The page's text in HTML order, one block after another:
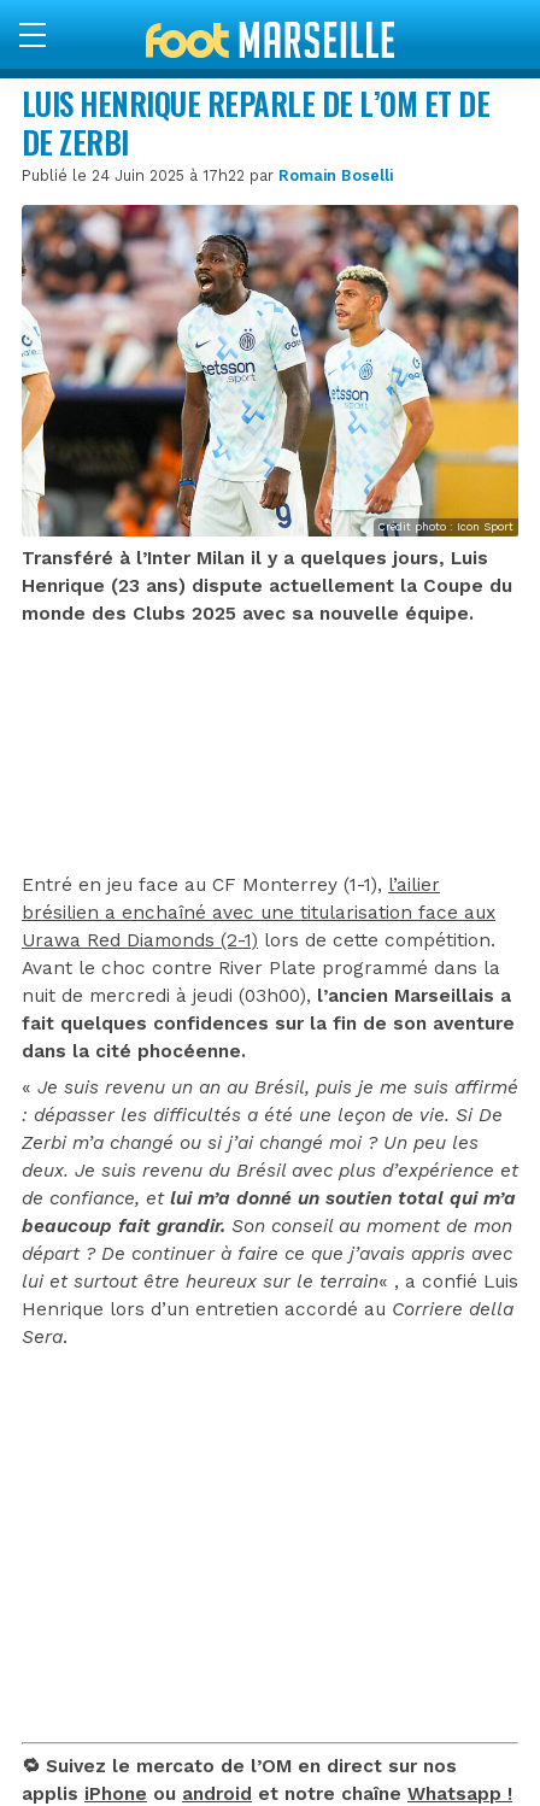
LUIS HENRIQUE REPARLE DE L’OM ET DE
DE ZERBI
Publié le 24 Juin 2025 à 17h22 par Romain Boselli
Crédit photo : Icon Sport
Transféré à l’Inter Milan il y a quelques jours, Luis
Henrique (23 ans) dispute actuellement la Coupe du
monde des Clubs 2025 avec sa nouvelle équipe.
Entré en jeu face au CF Monterrey (1-1), l’ailier
brésilien a enchaîné avec une titularisation face aux
Urawa Red Diamonds (2-1) lors de cette compétition.
Avant le choc contre River Plate programmé dans la
nuit de mercredi à jeudi (03h00), l’ancien Marseillais a
fait quelques confidences sur la fin de son aventure
dans la cité phocéenne.
« Je suis revenu un an au Brésil, puis je me suis affirmé
: dépasser les difficultés a été une leçon de vie. Si De
Zerbi m’a changé ou si j’ai changé moi ? Un peu les
deux. Je suis revenu du Brésil avec plus d’expérience et
de confiance, et lui m’a donné un soutien total qui m’a
beaucoup fait grandir. Son conseil au moment de mon
départ ? De continuer à faire ce que j’avais appris avec
lui et surtout être heureux sur le terrain« , a confié Luis
Henrique lors d’un entretien accordé au Corriere della
Sera.
🔁 Suivez le mercato de l’OM en direct sur nos
applis iPhone ou android et notre chaîne Whatsapp !